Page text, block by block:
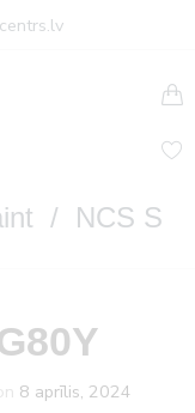
/ NCS S
8 aprīlis, 2024